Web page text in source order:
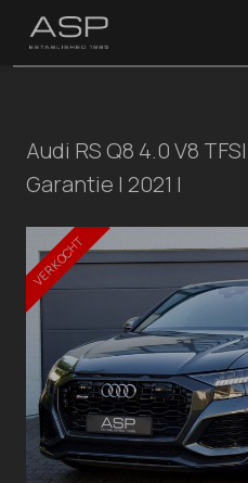
Audi RS Q8 4.0 V8
Garantie | 2021 |
VERKOCHT